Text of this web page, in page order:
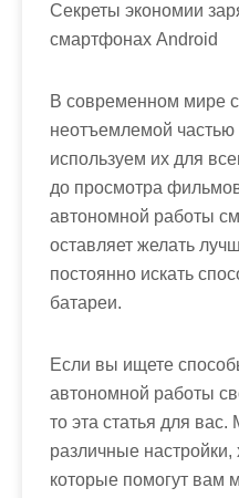
Секреты экономии
смартфонах Android
В современном мире
неотъемлемой
используем их для
до просмотра
автономной работы
оставляет желать
постоянно искать
батареи.
Если вы ищете
автономной работы
то эта статья для
различные настройки,
которые помогут вам